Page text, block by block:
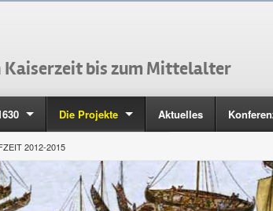
Kaiserzeit bis zum Mittelalter
Die Projekte Aktuelles
2012-2015